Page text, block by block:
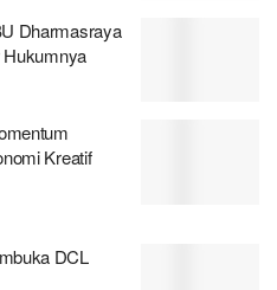
Dharmasraya
Hukumnya
Kreatif
DCL